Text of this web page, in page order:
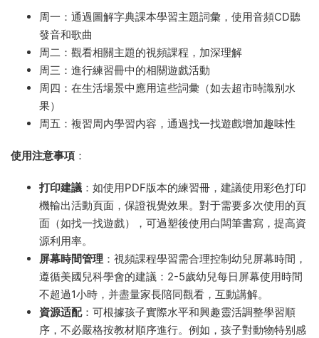
周一：通過圖解字典課本學習主題詞彙，使用音頻CD聽
發音和歌曲
周二：觀看相關主題的視頻課程，加深理解
周三：進行練習冊中的相關遊戲活動
周四：在生活場景中應用這些詞彙（如去超市時識别水
果）
周五：複習周内學習内容，通過找一找遊戲增加趣味性
使用注意事項 ：
打印建議 ：如使用PDF版本的練習冊，建議使用彩色打印
機輸出活動頁面，保證視覺效果。對于需要多次使用的頁
面（如找一找遊戲），可過塑後使用白闆筆書寫，提高資
源利用率。
屏幕時間管理 ：視頻課程學習需合理控制幼兒屏幕時間，
遵循美國兒科學會的建議：2-5歲幼兒每日屏幕使用時間
不超過1小時，并盡量家長陪同觀看，互動講解。
資源适配：可根據孩子實際水平和興趣靈活調整學習順
序，不必嚴格按教材順序進行。例如，孩子對動物特别感